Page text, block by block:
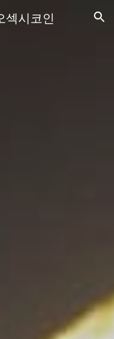
Skip to navigation
섹시코인